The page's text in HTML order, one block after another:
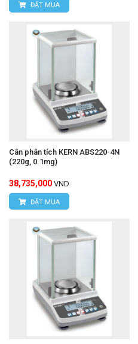
ĐẶT MUA
Cân phân tích KERN ABS220-4N
(220g, 0.1mg)
38,735,000 VND
ĐẶT MUA